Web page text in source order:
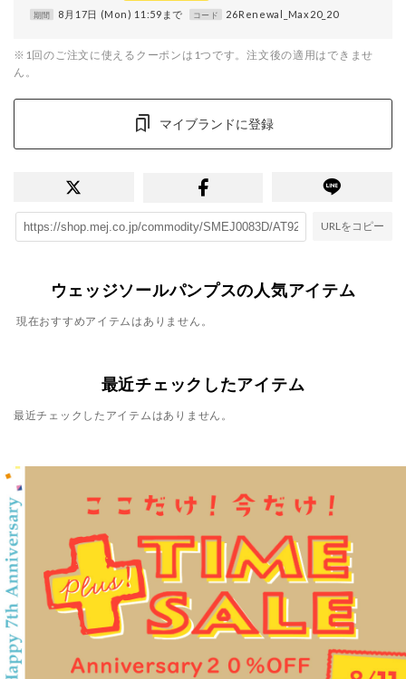
期間 8月17日 (Mon) 11:59まで コード 26Renewal_Max20_20
※1回のご注文に使えるクーポンは1つです。注文後の適用はできませ
ん。
マイブランドに登録
URLをコピー
ウェッジソールパンプスの人気アイテム
現在おすすめアイテムはありません。
最近チェックしたアイテム
最近チェックしたアイテムはありません。